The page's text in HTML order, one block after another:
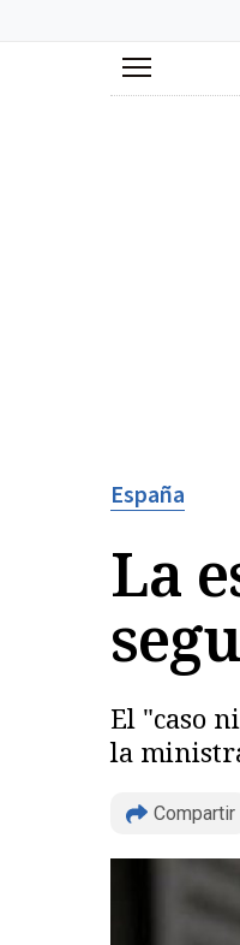
Menú
España
La
El "caso
la
Compartir